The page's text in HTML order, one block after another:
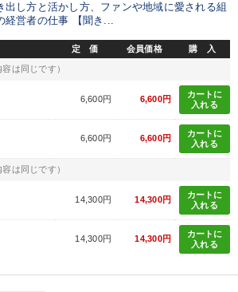
出し方と活かし方、ファンや地域に愛される組
営者の仕事 【聞き...
定 価 会員価格 購 入
は同じです）
6,600円 6,600円
カートに
入れる
6,600円 6,600円
カートに
入れる
は同じです）
14,300円 14,300円
カートに
入れる
14,300円 14,300円
カートに
入れる